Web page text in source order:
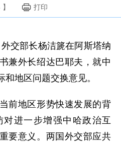
】 打印
部长杨洁篪在阿斯塔纳
兼外长绍达巴耶夫，就中
地区问题交换意见。
地区形势快速发展的背
进一步增强中哈政治互
要意义。两国外交部应共